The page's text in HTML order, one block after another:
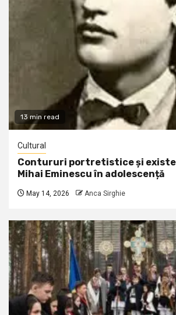
13 min read
Cultural
Contururi portretistice și
Mihai Eminescu în adolescență
May 14, 2026 Anca Sirghie